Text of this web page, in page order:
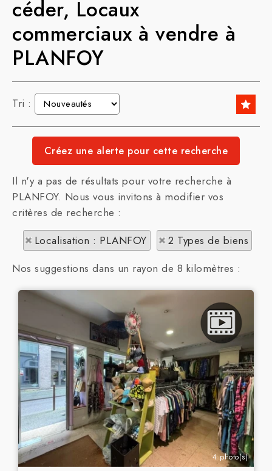
céder, Locaux
commerciaux à vendre à
PLANFOY
Tri :
Il n'y a pas de résultats pour votre recherche à
PLANFOY. Nous vous invitons à modifier vos
critères de recherche :
Localisation : PLANFOY
2 Types de biens
Nos suggestions dans un rayon de 8 kilomètres :
4 photo(s)